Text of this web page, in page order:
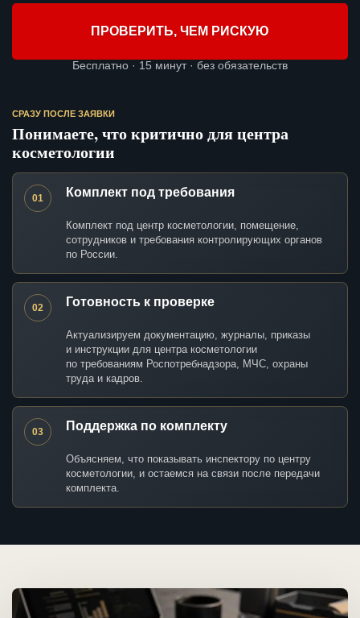
ПРОВЕРИТЬ, ЧЕМ РИСКУЮ
Бесплатно · 15 минут · без обязательств
СРАЗУ ПОСЛЕ ЗАЯВКИ
Понимаете, что критично для центра
косметологии
01 Комплект под требования
Комплект под центр косметологии, помещение,
сотрудников и требования контролирующих органов
по России.
02 Готовность к проверке
Актуализируем документацию, журналы, приказы
и инструкции для центра косметологии
по требованиям Роспотребнадзора, МЧС, охраны
труда и кадров.
03 Поддержка по комплекту
Объясняем, что показывать инспектору по центру
косметологии, и остаемся на связи после передачи
комплекта.